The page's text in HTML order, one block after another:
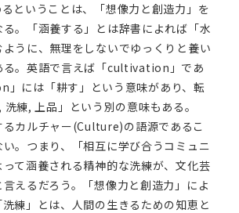
ということは、「想像力と創造力」を
。「涵養する」とは辞書によれば「水
うに、無理をしないでゆっくりと養い
る。英語で言えば「cultivation」であ
には「耕す」という意味があり、転
練, 上品」という別の意味もある。
るカルチャー(Culture)の語源であるこ
。つまり、「相互に学び合うコミュニ
て涵養される精神的な洗練が、文化芸
えるだろう。「想像力と創造力」によ
練」とは、人間の生きるための知恵と